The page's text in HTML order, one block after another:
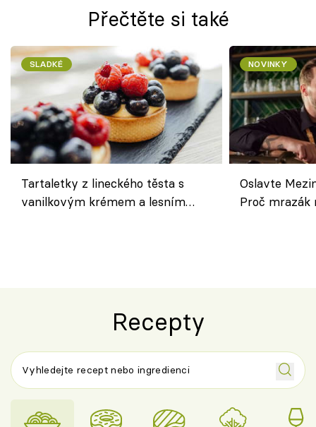
Přečtěte si také
SLADKÉ
Tartaletky z lineckého těsta s
vanilkovým krémem a lesním
NOVINKY
Oslavte
Proč
Recepty